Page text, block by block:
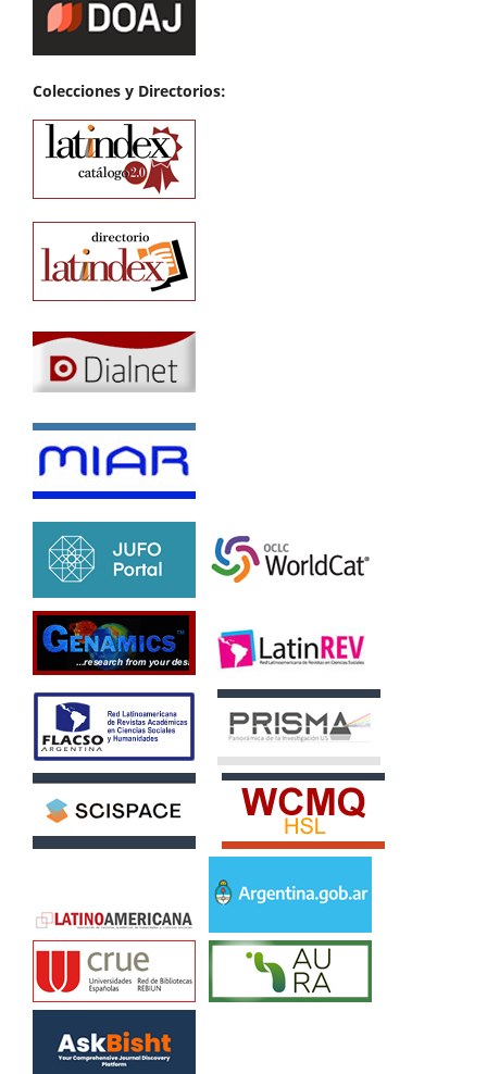
Colecciones y Directorios: